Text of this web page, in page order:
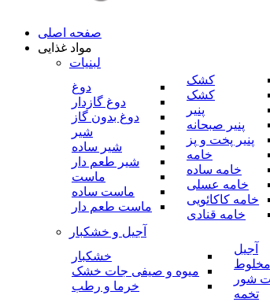
صفحه اصلی
مواد غذایی
لبنیات
کشک
کشک
پنیر
پنیر صبحانه
پنیر پخت و پز
خامه
خامه ساده
خامه عسلی
خامه کاکائویی
خامه قنادی
دوغ
دوغ گازدار
دوغ بدون گاز
شیر
شیر ساده
شیر طعم دار
ماست
ماست ساده
ماست طعم دار
آجیل و خشکبار
آجیل
مخلوط
شور
تخمه
خشکبار
میوه و صیفی جات خشک
خرما و رطب